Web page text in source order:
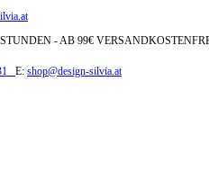
- AB 99€
E: shop@design-silvia.at